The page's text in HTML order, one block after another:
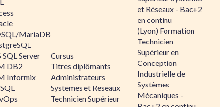
MariaDB
SQL Server
DB2
Informix
Cursus
Titres diplômants
Administrateurs
Systèmes et Réseaux
Technicien Supérieur
et Réseaux - Bac+2
en continu
(Lyon) Formation
Technicien
Supérieur en
Conception
Industrielle de
Systèmes
Mécaniques -